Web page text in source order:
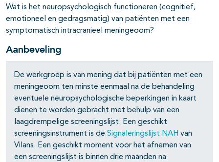
Wat is het neuropsychologisch functioneren (cognitief,
emotioneel en gedragsmatig) van patiënten met een
symptomatisch intracranieel meningeoom?
Aanbeveling
De werkgroep is van mening dat bij patiënten met een
meningeoom ten minste eenmaal na de behandeling
eventuele neuropsychologische beperkingen in kaart
dienen te worden gebracht met behulp van een
laagdrempelige screeningslijst. Een geschikt
screeningsinstrument is de Signaleringslijst NAH van
Vilans. Een geschikt moment voor het afnemen van
een screeningslijst is binnen drie maanden na